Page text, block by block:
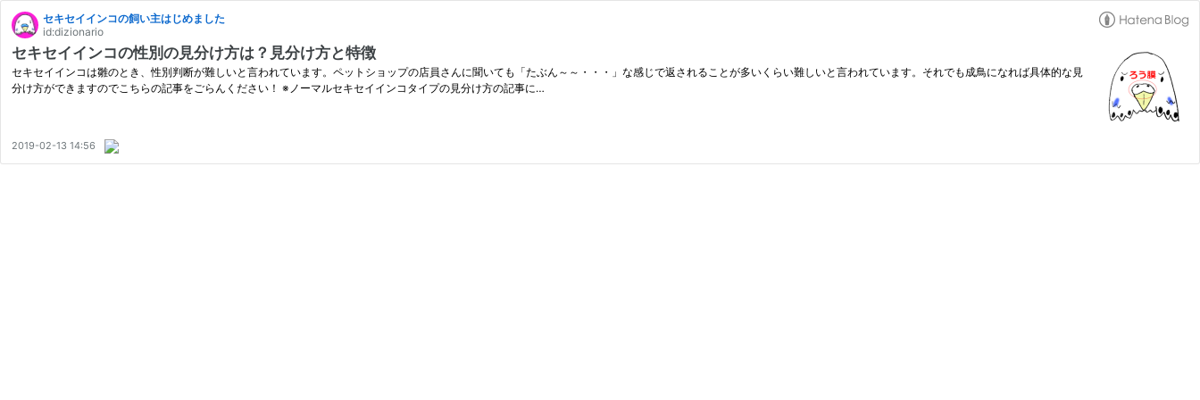
セキセイインコの飼い主はじめました
id:dizionario
セキセイインコの性別の見分け方は？見分け方と特徴
セキセイインコは雛のとき、性別判断が難しいと言われています。ペットショップの店員さんに聞いても「たぶん～～・・・」な感じで返されることが多いくらい難しいと言われています。それでも成鳥になれば具体的な見
分け方ができますのでこちらの記事をごらんください！ ※ノーマルセキセイインコタイプの見分け方の記事に…
2019-02-13 14:56